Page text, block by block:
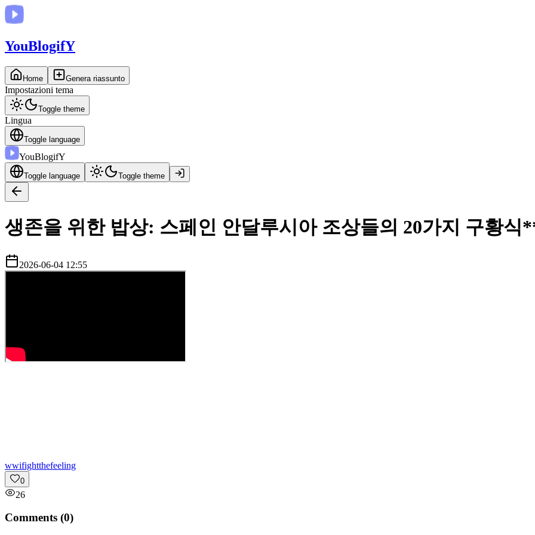
YouBlogifY
Home Genera riassunto
Impostazioni tema
Toggle theme
Lingua
Toggle language
YouBlogifY
Toggle language Toggle theme
생존을 위한 밥상: 스페인 안달루시아 조상들의 20가지 구황식
2026-06-04 12:55
wwifightthefeeling
0
26
Comments (0)